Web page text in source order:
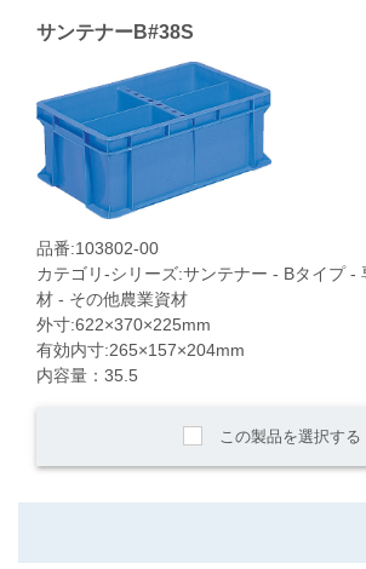
サンテナーB#38S
品番:103802-00
カテゴリ-シリーズ:サンテナー - Bタイプ -
材 - その他農業資材
外寸:622×370×225mm
有効内寸:265×157×204mm
内容量：35.5
この製品を選択する